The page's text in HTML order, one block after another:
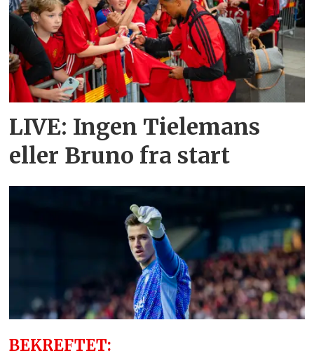
LIVE: Ingen Tielemans
eller Bruno fra start
BEKREFTET: